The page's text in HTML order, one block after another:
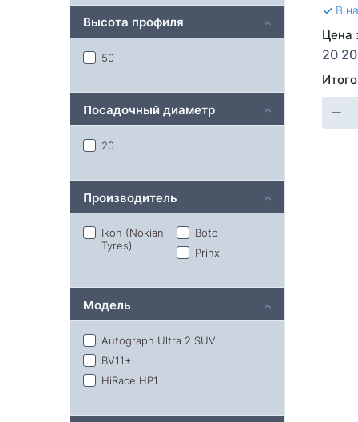
В
Цена
20
Высота профиля
50
Посадочный диаметр
20
Производитель
Ikon (Nokian
Tyres)
Boto
Prinx
Модель
Autograph Ultra 2 SUV
BV11+
HiRace HP1